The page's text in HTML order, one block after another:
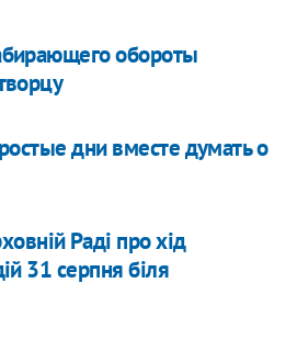
обороты
дни вместе думать о
Раді про хід
31 серпня біля